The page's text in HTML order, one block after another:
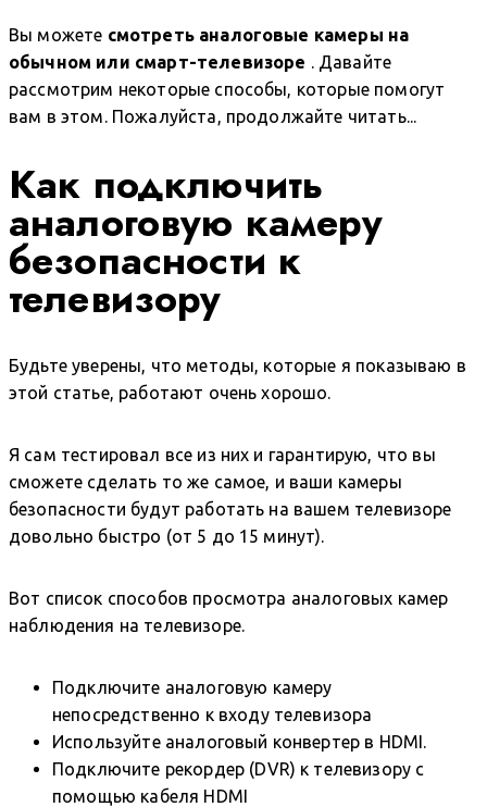
Вы можете смотреть аналоговые камеры на
обычном или смарт-телевизоре
. Давайте
рассмотрим некоторые способы, которые помогут
вам в этом. Пожалуйста, продолжайте читать...
Как подключить
аналоговую камеру
безопасности к
телевизору
Будьте уверены, что методы, которые я показываю в
этой статье, работают очень хорошо.
Я сам тестировал все из них и гарантирую, что вы
сможете сделать то же самое, и ваши камеры
безопасности будут работать на вашем телевизоре
довольно быстро (от 5 до 15 минут).
Вот список способов просмотра аналоговых камер
наблюдения на телевизоре.
Подключите аналоговую камеру
непосредственно к входу телевизора
Используйте аналоговый конвертер в HDMI.
Подключите рекордер (DVR) к телевизору с
помощью кабеля HDMI